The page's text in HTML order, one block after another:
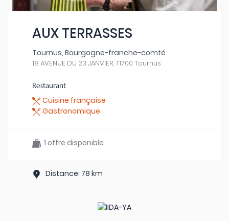
AUX TERRASSES
Tournus, Bourgogne-franche-comté
18 AVENUE DU 23 JANVIER, 71700 Tournus
Restaurant
Cuisine française
Gastronomique
1 offre disponible
Distance: 78 km